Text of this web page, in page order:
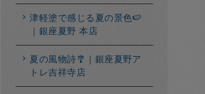
津軽塗で感じる夏の景色🍉
｜銀座夏野 本店
夏の風物詩🎐｜銀座夏野ア
トレ吉祥寺店